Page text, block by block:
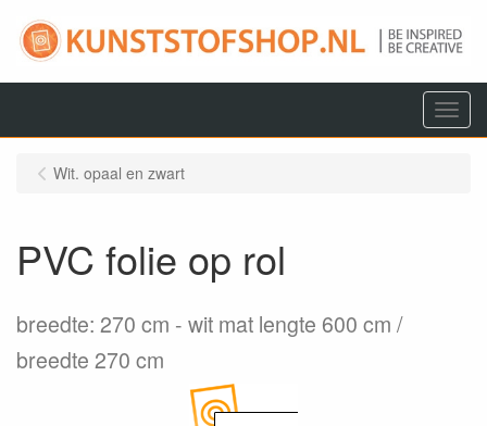
Menu
Wit. opaal en zwart
PVC folie op rol
breedte: 270 cm
wit mat lengte 600 cm /
breedte 270 cm